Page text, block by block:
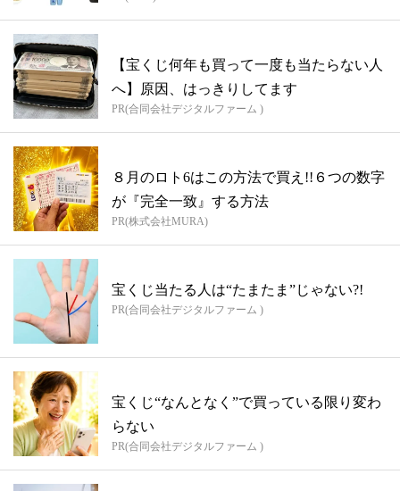
【宝くじ何年も買って一度も当たらない人
へ】原因、はっきりしてます
PR(合同会社デジタルファーム )
８月のロト6はこの方法で買え!!６つの数字
が『完全一致』する方法
PR(株式会社MURA)
宝くじ当たる人は“たまたま”じゃない?!
PR(合同会社デジタルファーム )
宝くじ“なんとなく”で買っている限り変わ
らない
PR(合同会社デジタルファーム )